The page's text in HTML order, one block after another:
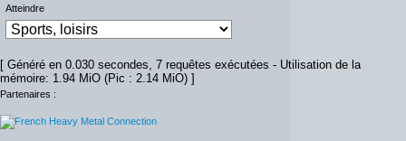
Atteindre
[ Généré en 0.030 secondes, 7 requêtes exécutées - Utilisation de la
mémoire: 1.94 MiO (Pic : 2.14 MiO) ]
Partenaires :